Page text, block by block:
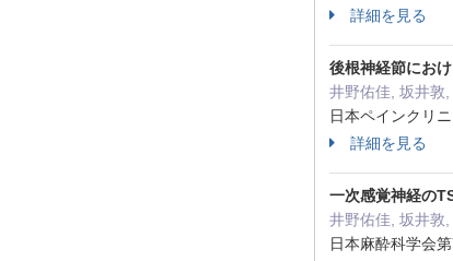
詳細を見る
後根神経節にお
井野佑佳, 坂井敦
日本ペインクリ
詳細を見る
一次感覚神経の
井野佑佳, 坂井敦
日本麻酔科学会